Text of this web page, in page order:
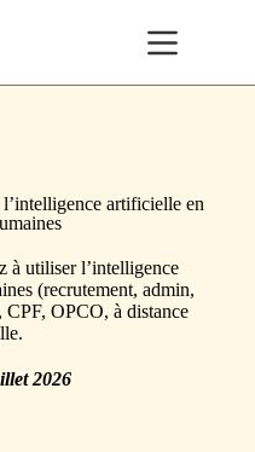
artificielle en
à utiliser l’intelligence
(recrutement, admin,
OPCO, à distance
2026